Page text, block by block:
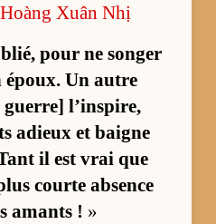
Xuân Nhị
pour ne son­ger
époux. Un autre
l’ins­pi­re,
adieux et baigne
il est vrai que
courte ab­sence
amants ! »